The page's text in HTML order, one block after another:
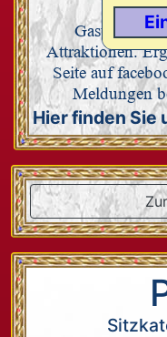
Hier
Attraktionen.
Seite auf
Meldungen
Hier finden Sie